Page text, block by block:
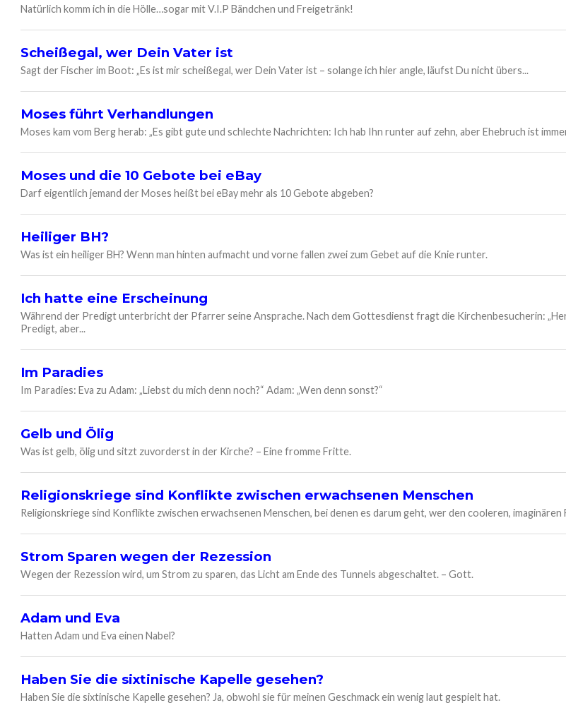
Natürlich komm ich in die Hölle…sogar mit V.I.P Bändchen und Freigetränk!
Scheißegal, wer Dein Vater ist
Sagt der Fischer im Boot: „Es ist mir scheißegal, wer Dein Vater ist – solange ich hier angle, läufst Du nicht übers...
Moses führt Verhandlungen
Moses kam vom Berg herab: „Es gibt gute und schlechte Nachrichten: Ich hab Ihn runter auf zehn, aber Ehebruch ist
Moses und die 10 Gebote bei eBay
Darf eigentlich jemand der Moses heißt bei eBay mehr als 10 Gebote abgeben?
Heiliger BH?
Was ist ein heiliger BH? Wenn man hinten aufmacht und vorne fallen zwei zum Gebet auf die Knie runter.
Ich hatte eine Erscheinung
Während der Predigt unterbricht der Pfarrer seine Ansprache. Nach dem Gottesdienst fragt die Kirchenbesucherin:
Predigt, aber...
Im Paradies
Im Paradies: Eva zu Adam: „Liebst du mich denn noch?“ Adam: „Wen denn sonst?“
Gelb und Ölig
Was ist gelb, ölig und sitzt zuvorderst in der Kirche? – Eine fromme Fritte.
Religionskriege sind Konflikte zwischen erwachsenen Menschen
Religionskriege sind Konflikte zwischen erwachsenen Menschen, bei denen es darum geht, wer den cooleren, imaginären
Strom Sparen wegen der Rezession
Wegen der Rezession wird, um Strom zu sparen, das Licht am Ende des Tunnels abgeschaltet. – Gott.
Adam und Eva
Hatten Adam und Eva einen Nabel?
Haben Sie die sixtinische Kapelle gesehen?
Haben Sie die sixtinische Kapelle gesehen? Ja, obwohl sie für meinen Geschmack ein wenig laut gespielt hat.